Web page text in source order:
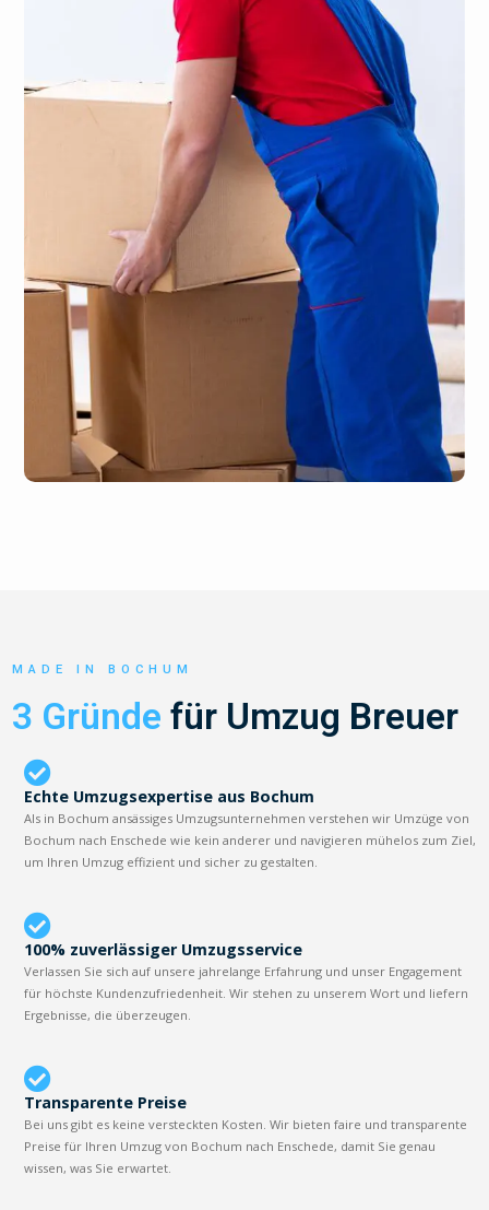
MADE IN BOCHUM
3 Gründe für Umzug Breuer
Echte Umzugsexpertise aus Bochum
Als in Bochum ansässiges Umzugsunternehmen verstehen wir Umzüge von
Bochum nach Enschede wie kein anderer und navigieren mühelos zum Ziel,
um Ihren Umzug effizient und sicher zu gestalten.
100% zuverlässiger Umzugsservice
Verlassen Sie sich auf unsere jahrelange Erfahrung und unser Engagement
für höchste Kundenzufriedenheit. Wir stehen zu unserem Wort und liefern
Ergebnisse, die überzeugen.
Transparente Preise
Bei uns gibt es keine versteckten Kosten. Wir bieten faire und transparente
Preise für Ihren Umzug von Bochum nach Enschede, damit Sie genau
wissen, was Sie erwartet.